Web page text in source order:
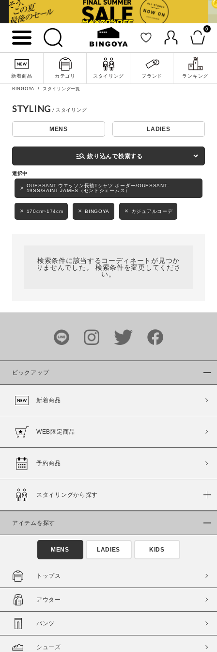
0
新着商品 カテゴリ スタイリング ブランド ランキング
詳細検索
性別
カラー
価格
商品タイプ
通常商品 予約商品
在庫あり
BINGOYA スタイリング一覧
STYLING
MENS LADIES
manage_search 絞り込んで検索する
OUESSANT ウエッソン長袖Tシャツ ボーダー/OUESSANT-
19SS/SAINT JAMES（セントジェームス）
170cm~174cm BINGOYA カジュアルコーデ
検索条件に該当するコーディネートが見つか
りませんでした。 検索条件を変更してくださ
い。
ピックアップ
新着商品
WEB限定商品
予約商品
スタイリングから探す
アイテムを探す
MENS LADIES KIDS
トップス
アウター
パンツ
シューズ